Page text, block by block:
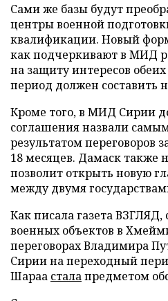
Сами же базы будут
центры военной
квалификации. Новый
как подчеркивают в МИД
на защиту интересов
период должен составить
Кроме того, в МИД Сирии
соглашения назвали
результатом переговоров
18 месяцев. Дамаск также
позволит открыть новую
между двумя
Как писала газета ВЗГЛЯД,
военных объектов в
переговорах Владимира
Сирии на переходный
Шараа сталапредметом